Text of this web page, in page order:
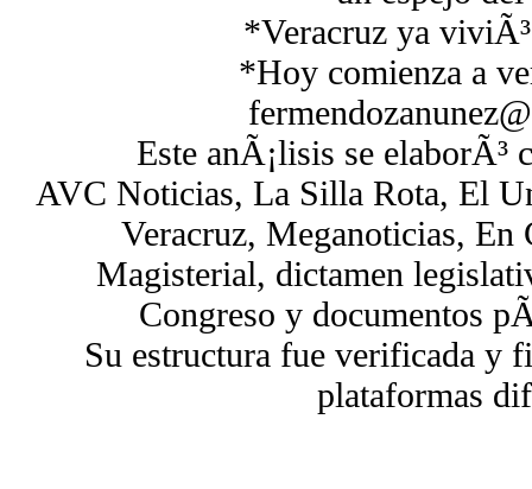
*Veracruz ya
*Hoy comienza a
Este anÃ¡lisis se elaborÃ³
AVC Noticias, La Silla Rota, El
Veracruz, Meganoticias, En
Magisterial, dictamen
Congreso y documentos
Su estructura fue verificada y
plataformas